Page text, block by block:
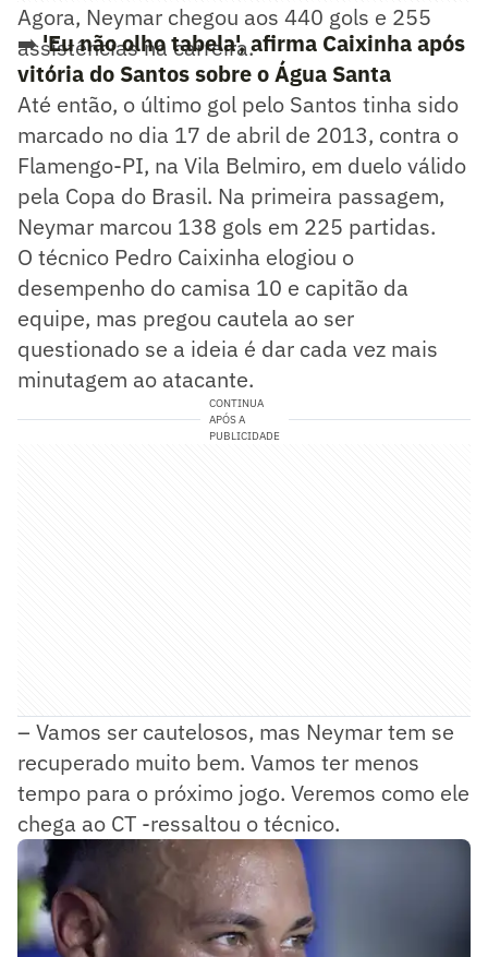
Agora, Neymar chegou aos 440 gols e 255
assistências na carreira.
➡️'Eu não olho tabela', afirma Caixinha após
vitória do Santos sobre o Água Santa
Até então, o último gol pelo Santos tinha sido
marcado no dia 17 de abril de 2013, contra o
Flamengo-PI, na Vila Belmiro, em duelo válido
pela Copa do Brasil. Na primeira passagem,
Neymar marcou 138 gols em 225 partidas.
O técnico Pedro Caixinha elogiou o
desempenho do camisa 10 e capitão da
equipe, mas pregou cautela ao ser
questionado se a ideia é dar cada vez mais
minutagem ao atacante.
CONTINUA
APÓS A
PUBLICIDADE
– Vamos ser cautelosos, mas Neymar tem se
recuperado muito bem. Vamos ter menos
tempo para o próximo jogo. Veremos como ele
chega ao CT -ressaltou o técnico.